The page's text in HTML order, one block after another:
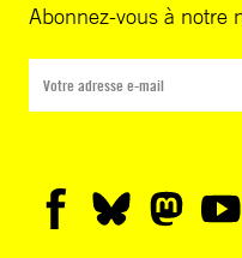
Abonnez-vous à notre